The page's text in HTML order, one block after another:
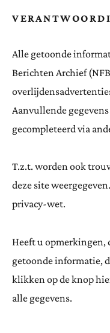
Alle getoonde
Berichten Archief
Aanvullende
gecompleteerd via
T.z.t. worden ook
deze site
privacy-wet.
Heeft u opmerkingen,
getoonde informatie,
klikken op de knop
alle gegevens.